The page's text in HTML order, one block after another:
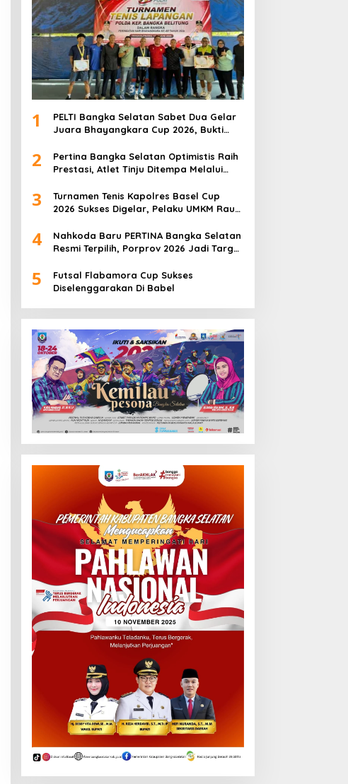
1
PELTI Bangka Selatan Sabet Dua Gelar
Juara Bhayangkara Cup 2026, Bukti
2
Pertina Bangka Selatan Optimistis Raih
Prestasi, Atlet Tinju Ditempa Melalui
3
Turnamen Tenis Kapolres Basel Cup
2026 Sukses Digelar, Pelaku UMKM Raup
4
Nahkoda Baru PERTINA Bangka Selatan
Resmi Terpilih, Porprov 2026 Jadi Target
5
Futsal Flabamora Cup Sukses
Diselenggarakan Di Babel